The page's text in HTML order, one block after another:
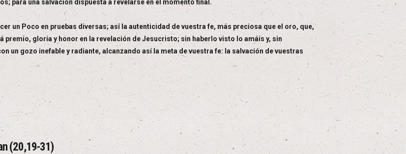
para una salvación dispuesta a revelarse en el momento final.
un Poco en pruebas diversas; así la autenticidad de vuestra fe, más preciosa que el oro, que,
premio, gloria y honor en la revelación de Jesucristo; sin haberlo visto lo amáis y, sin
un gozo inefable y radiante, alcanzando así la meta de vuestra fe: la salvación de vuestras
(20,19-31)